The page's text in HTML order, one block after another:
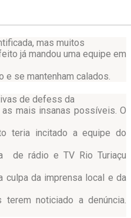
mas muitos
já mandou uma equipe em
e se mantenham calados.
de defess da
mais insanas possíveis. O
teria incitado a equipe do
de rádio e TV Rio Turiaçu
culpa da imprensa local e da
noticiado a denúncia.